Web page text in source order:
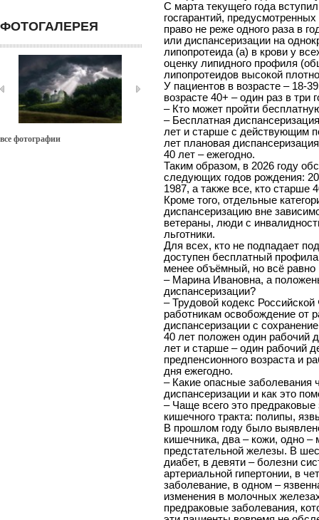
ФОТОГАЛЕРЕЯ
все фотографии
С марта текущего года
госгарантий,
право не реже одного раза в
или диспансеризации на
липопротеида (а) в крови у
оценку липидного профиля
липопротеидов высокой
У пациентов в возрасте – 18-
возрасте 40+ – один раз в три
– ­Кто может пройти
­– Бесплатная
лет и старше с действующим
лет плановая
40 лет – ежегодно.
Таким образом, в 2026 году
следующих годов рождения:
1987, а также все, кто старше
Кроме того, отдельные
диспансеризацию вне
ветераны, люди с
льготники.
Для всех, кто не подпадает
доступен бесплатный
менее объёмный, но всё равно
– Марина Ивановна, а
диспансеризации?
– Трудовой кодекс
работникам освобождение от
диспансеризации с
40 лет положен один рабочий
лет и старше – один рабочий
предпенсионного возраста и
дня ежегодно.
– Какие опасные заболевания
диспансеризации и как это
– Чаще всего это
кишечного тракта: полипы,
В прошлом году было
кишечника, два – кожи, одно
предстательной железы. В
диабет, в девяти – болезни
артериальной гипертонии, в
заболевание, в одном –
изменения в молочных
предраковые заболевания,